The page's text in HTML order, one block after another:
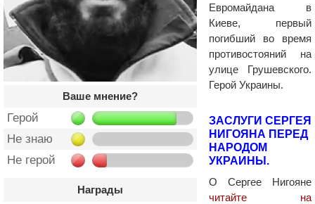
Ваше мнение?
Герой
Не знаю
Не герой
Награды
Евромайдана в
Киеве, первый
погибший во время
противостояний на
улице Грушевского.
Герой Украины.
ЗАСЛУГИ СЕРГЕЯ
НИГОЯНА ПЕРЕД
НАРОДОМ
УКРАИНЫ.
О Сергее Нигояне
читайте на